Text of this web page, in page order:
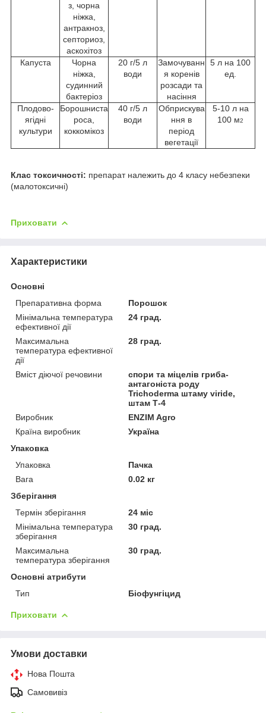
з, чорна
ніжка,
антракноз,
септориоз,
аскохітоз
Капуста
Чорна
ніжка,
судинний
бактеріоз
20 г/5 л
води
Замочуванн
я коренів
розсади та
насіння
5 л на 100
ед.
Плодово-
ягідні
культури
Борошниста
роса,
коккомікоз
40 г/5 л
води
Обприскува
ння в
період
вегетації
5-10 л на
100 м2
Клас токсичності: препарат належить до 4 класу небезпеки
(малотоксичні)
Приховати
Характеристики
Основні
Препаративна форма
Порошок
Мінімальна температура
ефективної дії
24 град.
Максимальна
температура ефективної
дії
28 град.
Вміст діючої речовини
спори та міцелів гриба-
антагоніста роду
Trichoderma штаму viride,
штам Т-4
Виробник
ENZIM Agro
Країна виробник
Україна
Упаковка
Упаковка
Пачка
Вага
0.02 кг
Зберігання
Термін зберігання
24 міс
Мінімальна температура
зберігання
30 град.
Максимальна
температура зберігання
30 град.
Основні атрибути
Тип
Біофунгіцид
Приховати
Умови доставки
Нова Пошта
Самовивіз